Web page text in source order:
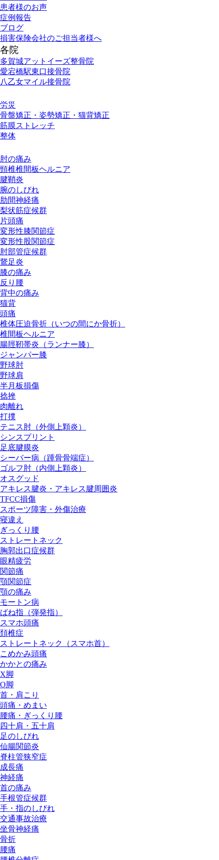
患者様のお声
症例報告
ブログ
損害保険会社のご担当者様へ
各院
多賀城アットイーズ整骨院
愛宕橋駅東口接骨院
八乙女マイル接骨院
労災
骨盤矯正・姿勢矯正・猫背矯正
筋膜ストレッチ
整体
肘の痛み
頸椎椎間板ヘルニア
腱鞘炎
腕のしびれ
肋間神経痛
梨状筋症候群
片頭痛
変形性膝関節症
変形性股関節症
肘部管症候群
鵞足炎
膝の痛み
反り腰
背中の痛み
猫背
頭痛
椎体圧迫骨折（いつの間にか骨折）
椎間板ヘルニア
腸脛靭帯炎（ランナー膝）
ジャンパー膝
野球肘
野球肩
半月板損傷
捻挫
肉離れ
打撲
テニス肘（外側上顆炎）
シンスプリント
足底腱膜炎
シーバー病（踵骨骨端症）
ゴルフ肘（内側上顆炎）
オスグッド
アキレス腱炎・アキレス腱周囲炎
TFCC損傷
スポーツ障害・外傷治療
寝違え
ぎっくり腰
ストレートネック
胸郭出口症候群
眼精疲労
関節痛
顎関節症
顎の痛み
モートン病
ばね指（弾発指）
スマホ頭痛
頚椎症
ストレートネック（スマホ首）
こめかみ頭痛
かかとの痛み
X脚
O脚
首・肩こり
頭痛・めまい
腰痛・ぎっくり腰
四十肩・五十肩
足のしびれ
仙腸関節炎
脊柱管狭窄症
成長痛
神経痛
首の痛み
手根管症候群
手・指のしびれ
交通事故治療
坐骨神経痛
骨折
腰痛